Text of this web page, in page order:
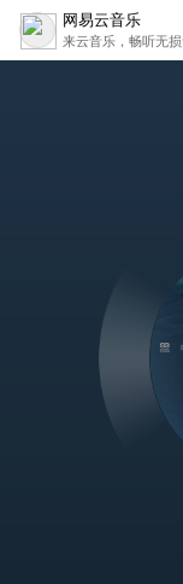
网易云音乐
来云音乐，畅听无